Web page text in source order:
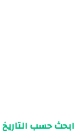
ابحث حسب التاريخ